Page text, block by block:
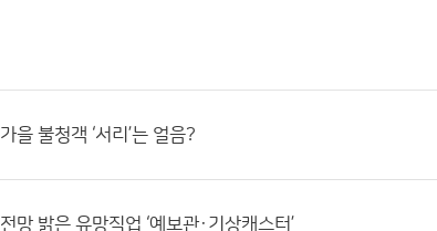
가을 불청객 ‘서리’는 얼음?
전망 밝은 유망직업 ‘예보관·기상캐스터’